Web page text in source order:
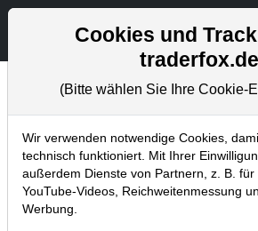
Trader-Blog
Home Blog Trader-Blog
Tenbagger-Depot:
eine Verzehnfachung
Cookies und
traderfox.de
(Bitte wählen Sie Ihre Cookie-
Wir verwenden notwendige Cookies,
technisch funktioniert. Mit Ihrer
außerdem Dienste von Partnern, z. B.
YouTube-Videos, Reichweitenmessung
Werbung.